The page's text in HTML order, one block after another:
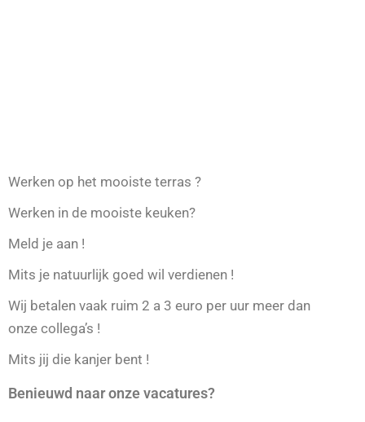
vacatures?
Topvacatures
Een kanjer in de bediening
Een topper in de keuken
Bekijk hier alvast onze topvacatures